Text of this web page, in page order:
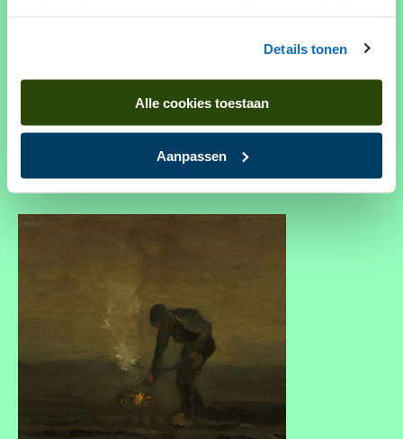
Details tonen
Alle cookies toestaan
Aanpassen
Het Drents Museum heeft een veelzijdige
geschiedenis. Bekijk hier de topstukken uit alle